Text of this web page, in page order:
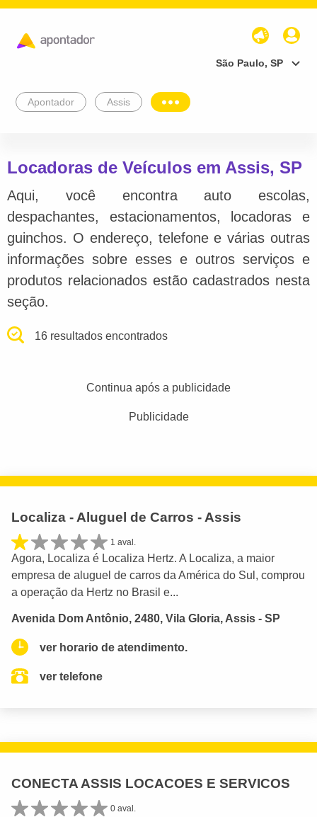
São Paulo, SP
Apontador Assis
Locadoras de Veículos em Assis, SP
Aqui, você encontra auto escolas,
despachantes, estacionamentos, locadoras e
guinchos. O endereço, telefone e várias outras
informações sobre esses e outros serviços e
produtos relacionados estão cadastrados nesta
seção.
16 resultados encontrados
Continua após a publicidade
Publicidade
Localiza - Aluguel de Carros - Assis
1 aval.
Agora, Localiza é Localiza Hertz. A Localiza, a maior
empresa de aluguel de carros da América do Sul, comprou
a operação da Hertz no Brasil e...
Avenida Dom Antônio, 2480, Vila Gloria, Assis - SP
ver horario de atendimento.
ver telefone
CONECTA ASSIS LOCACOES E SERVICOS
0 aval.